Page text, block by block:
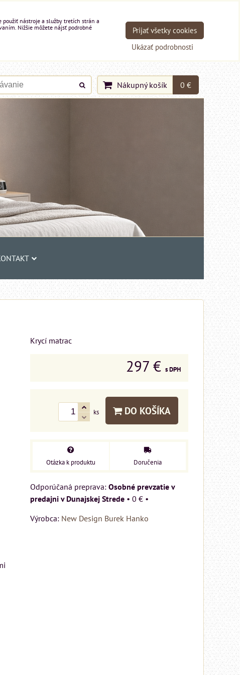
Nákupný košík 0 €
Krycí matrac
297 € s DPH
ks DO KOŠÍKA
Otázka k produktu Doručenia
Osobné prevzatie v
predajni v Dunajskej Strede • 0 € •
Výrobca: New Design Burek Hanko
nástroje a služby tretích strán a
Nižšie môžete nájsť podrobné
Ukázať podrobnosti
Prijať všetky cookies